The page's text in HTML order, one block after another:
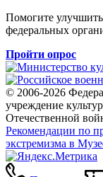
Помогите
федеральных
Пройти опрос
© 2006-2026
учреждение
Отечественной
Рекомендации по
экстремизма в